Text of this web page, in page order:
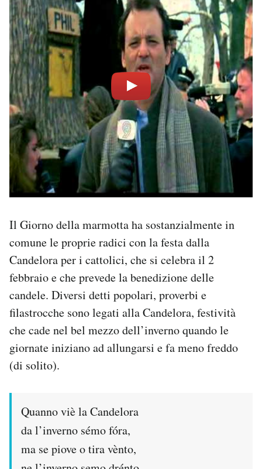
Il Giorno della marmotta ha sostanzialmente in
comune le proprie radici con la festa dalla
Candelora per i cattolici, che si celebra il 2
febbraio e che prevede la benedizione delle
candele. Diversi detti popolari, proverbi e
filastrocche sono legati alla Candelora, festività
che cade nel bel mezzo dell’inverno quando le
giornate iniziano ad allungarsi e fa meno freddo
(di solito).
Quanno viè la Candelora
da l’inverno sémo fóra,
ma se piove o tira vènto,